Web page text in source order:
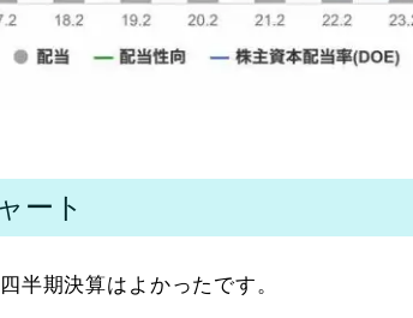
ート
半期決算はよかったです。